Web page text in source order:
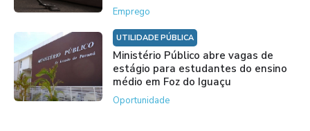
Emprego
UTILIDADE PÚBLICA
Ministério Público abre vagas de
estágio para estudantes do ensino
médio em Foz do Iguaçu
Oportunidade